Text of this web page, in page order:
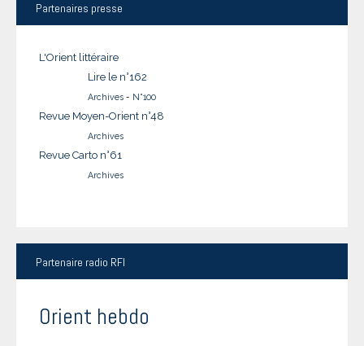
Partenaires presse
L'Orient littéraire
Lire le n°162
Archives - N°100
Revue Moyen-Orient n°48
Archives
Revue Carto n°61
Archives
Partenaire radio RFI
Orient hebdo